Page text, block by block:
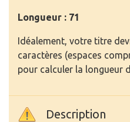
Longueur : 71
Idéalement, votre titre
caractères (espaces
pour calculer la longueur
Description